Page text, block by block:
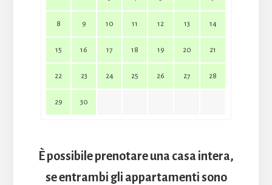
8 9 10 11 12 13 14
15 16 17 18 19 20 21
22 23 24 25 26 27 28
29 30
È possibile prenotare una casa intera,
se entrambi gli appartamenti sono